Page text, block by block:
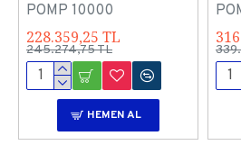
POMP 10000
228.359,25 TL
245.274,75 TL
HEMEN AL